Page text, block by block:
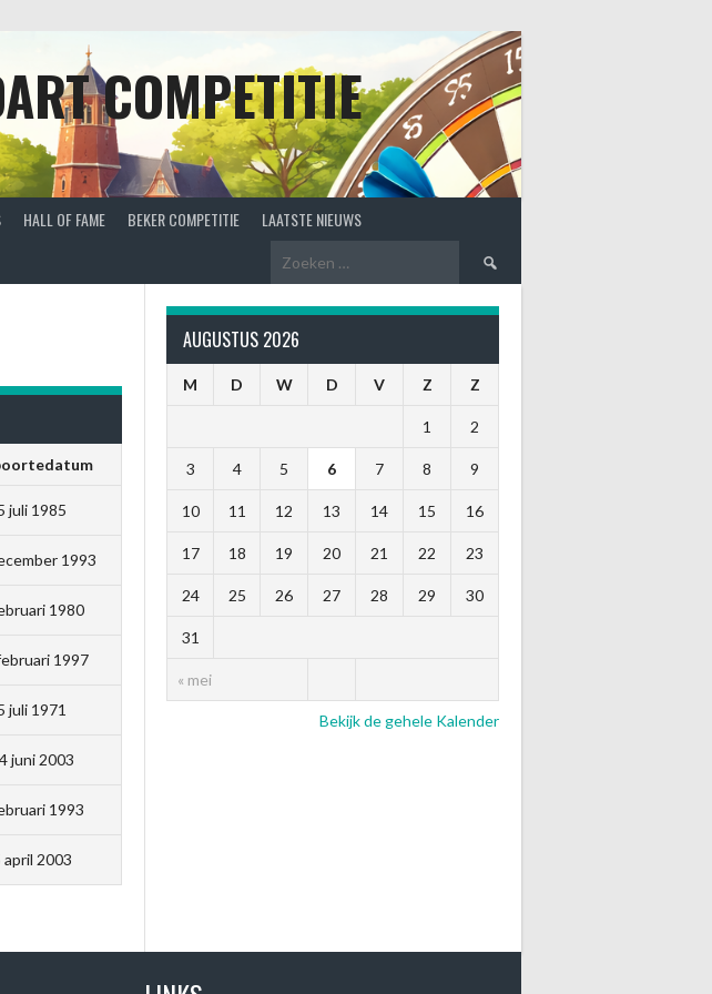
COMPETITIE
HALL OF FAME BEKER COMPETITIE LAATSTE NIEUWS
Zoeken
juli 1985
1993
1980
1997
juli 1971
juni 2003
1993
april 2003
AUGUSTUS 2026
M D W D V Z Z
« mei
1 2
3 4 5 6 7 8 9
10 11 12 13 14 15 16
17 18 19 20 21 22 23
24 25 26 27 28 29 30
31
Bekijk de gehele Kalender